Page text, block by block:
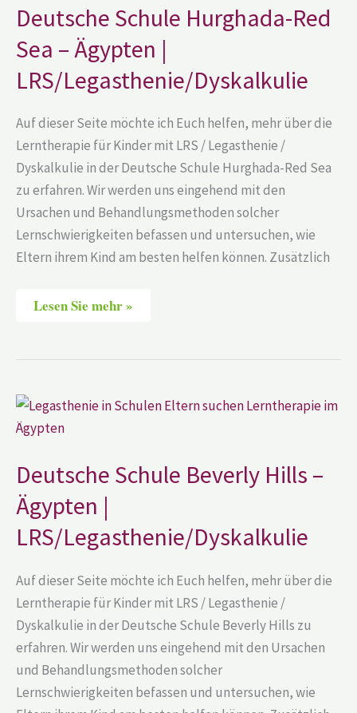
Deutsche Schule Hurghada-Red
Sea – Ägypten |
LRS/Legasthenie/Dyskalkulie
Auf dieser Seite möchte ich Euch helfen, mehr über die
Lerntherapie für Kinder mit LRS / Legasthenie /
Dyskalkulie in der Deutsche Schule Hurghada-Red Sea
zu erfahren. Wir werden uns eingehend mit den
Ursachen und Behandlungsmethoden solcher
Lernschwierigkeiten befassen und untersuchen, wie
Eltern ihrem Kind am besten helfen können. Zusätzlich
–
Ägypten
LRS/Legasthenie/Dyskalkulie
Lesen Sie mehr »
Deutsche Schule Beverly Hills –
Ägypten |
LRS/Legasthenie/Dyskalkulie
Auf dieser Seite möchte ich Euch helfen, mehr über die
Lerntherapie für Kinder mit LRS / Legasthenie /
Dyskalkulie in der Deutsche Schule Beverly Hills zu
erfahren. Wir werden uns eingehend mit den Ursachen
und Behandlungsmethoden solcher
Lernschwierigkeiten befassen und untersuchen, wie
Deutsche
Schule
Beverly
Hills
Ägypten
|
LRS/Legasthenie/Dyskalkulie